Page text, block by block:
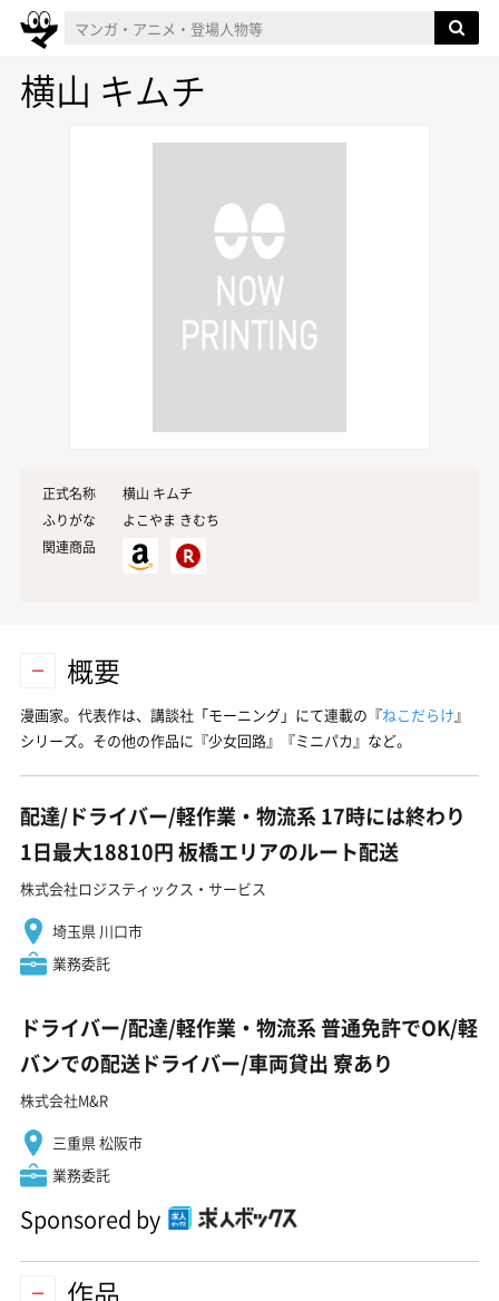
横山 キムチ
正式名称
横山 キムチ
ふりがな
よこやま きむち
関連商品
概要
漫画家。代表作は、講談社「モーニング」にて連載の『ねこだらけ』
シリーズ。その他の作品に『少女回路』『ミニパカ』など。
配達/ドライバー/軽作業・物流系 17時には終わり
1日最大18810円 板橋エリアのルート配送
株式会社ロジスティックス・サービス
埼玉県 川口市
業務委託
ドライバー/配達/軽作業・物流系 普通免許でOK/軽
バンでの配送ドライバー/車両貸出 寮あり
株式会社M&R
三重県 松阪市
業務委託
Sponsored by
作品